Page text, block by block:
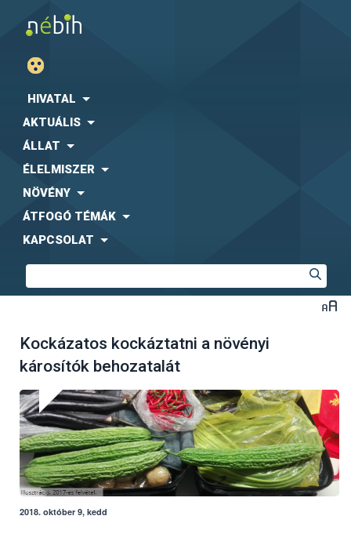
HIVATAL
AKTUÁLIS
ÁLLAT
ÉLELMISZER
NÖVÉNY
ÁTFOGÓ TÉMÁK
KAPCSOLAT
Kockázatos kockáztatni a növényi
károsítók behozatalát
2018. október 9, kedd